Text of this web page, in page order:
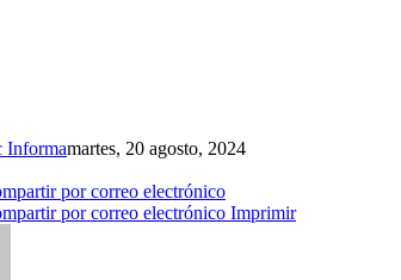
Informamartes, 20 agosto, 2024
por correo electrónico
por correo electrónico Imprimir